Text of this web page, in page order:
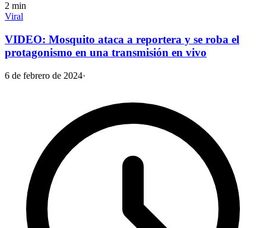
2 min
Viral
VIDEO: Mosquito ataca a reportera y se roba el
protagonismo en una transmisión en vivo
6 de febrero de 2024·